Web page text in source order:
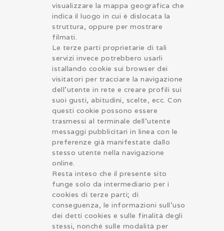
visualizzare la mappa geografica che
indica il luogo in cui è dislocata la
struttura, oppure per mostrare
filmati.
Le terze parti proprietarie di tali
servizi invece potrebbero usarli
istallando cookie sui browser dei
visitatori per tracciare la navigazione
dell’utente in rete e creare profili sui
suoi gusti, abitudini, scelte, ecc. Con
questi cookie possono essere
trasmessi al terminale dell’utente
messaggi pubblicitari in linea con le
preferenze già manifestate dallo
stesso utente nella navigazione
online.
Resta inteso che il presente sito
funge solo da intermediario per i
cookies di terze parti; di
conseguenza, le informazioni sull’uso
dei detti cookies e sulle finalità degli
stessi, nonché sulle modalità per